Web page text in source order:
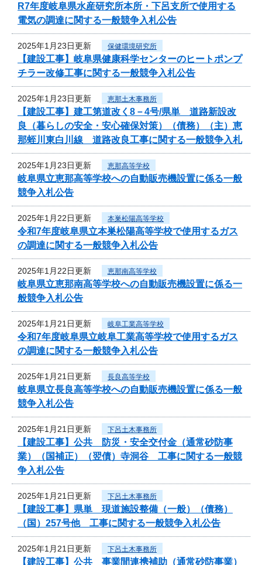
R7年度岐阜県水産研究所本所・下呂支所で使用する
電気の調達に関する一般競争入札公告
2025年1月23日更新 保健環境研究所
【建設工事】岐阜県健康科学センターのヒートポンプ
チラー改修工事に関する一般競争入札公告
2025年1月23日更新 恵那土木事務所
【建設工事】建工第道改く8－4号/県単 道路新設改
良（暮らしの安全・安心確保対策）（債務）（主）恵
那蛭川東白川線 道路改良工事に関する一般競争入札
2025年1月23日更新 恵那高等学校
岐阜県立恵那高等学校への自動販売機設置に係る一般
競争入札公告
2025年1月22日更新 本巣松陽高等学校
令和7年度岐阜県立本巣松陽高等学校で使用するガス
の調達に関する一般競争入札公告
2025年1月22日更新 恵那南高等学校
岐阜県立恵那南高等学校への自動販売機設置に係る一
般競争入札公告
2025年1月21日更新 岐阜工業高等学校
令和7年度岐阜県立岐阜工業高等学校で使用するガス
の調達に関する一般競争入札公告
2025年1月21日更新 長良高等学校
岐阜県立長良高等学校への自動販売機設置に係る一般
競争入札公告
2025年1月21日更新 下呂土木事務所
【建設工事】公共 防災・安全交付金（通常砂防事
業）（国補正）（翌債）寺洞谷 工事に関する一般競
争入札公告
2025年1月21日更新 下呂土木事務所
【建設工事】県単 現道施設整備（一般）（債務）
（国）257号他 工事に関する一般競争入札公告
2025年1月21日更新 下呂土木事務所
【建設工事】公共 事業間連携補助（通常砂防事業）